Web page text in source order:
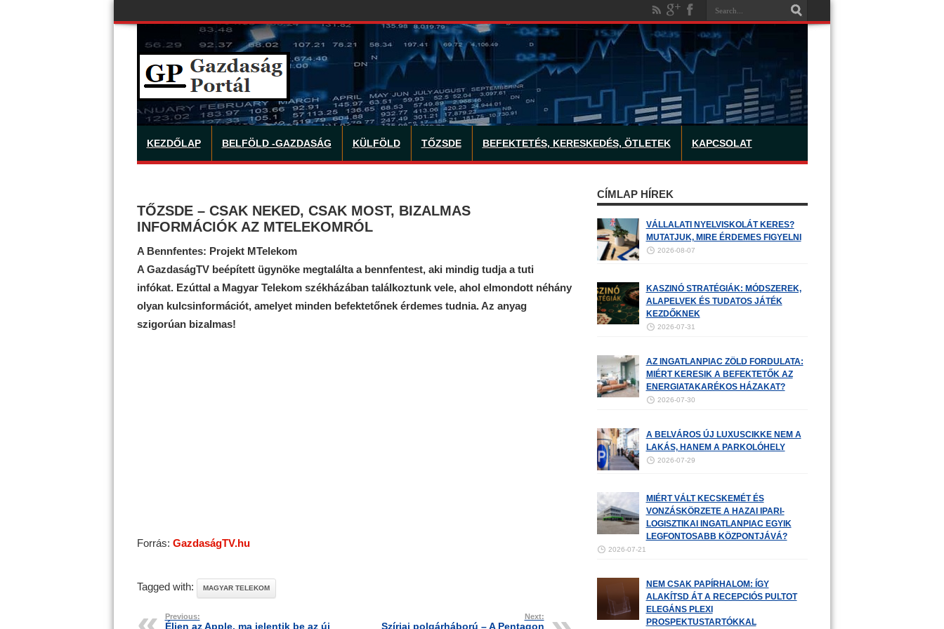
KEZDŐLAP BELFÖLD -GAZDASÁG KÜLFÖLD TŐZSDE BEFEKTETÉS, KERESKEDÉS, ÖTLETEK KAPCSOLAT
TŐZSDE – CSAK NEKED, CSAK MOST, BIZALMAS
INFORMÁCIÓK AZ MTELEKOMRÓL
A Bennfentes: Projekt MTelekom
A GazdaságTV beépített ügynöke megtalálta a bennfentest, aki mindig tudja a tuti
infókat. Ezúttal a Magyar Telekom székházában találkoztunk vele, ahol elmondott néhány
olyan kulcsinformációt, amelyet minden befektetőnek érdemes tudnia. Az anyag
szigorúan bizalmas!
Forrás: GazdaságTV.hu
Tagged with: MAGYAR TELEKOM
Previous:
Éljen az Apple, ma jelentik be az új
Next:
Szíriai polgárháború – A Pentagon
CÍMLAP HÍREK
VÁLLALATI NYELVISKOLÁT KERES?
MUTATJUK, MIRE ÉRDEMES FIGYELNI
2026-08-07
KASZINÓ STRATÉGIÁK: MÓDSZEREK,
ALAPELVEK ÉS TUDATOS JÁTÉK
KEZDŐKNEK
2026-07-31
AZ INGATLANPIAC ZÖLD FORDULATA:
MIÉRT KERESIK A BEFEKTETŐK AZ
ENERGIATAKARÉKOS HÁZAKAT?
2026-07-30
A BELVÁROS ÚJ LUXUSCIKKE NEM A
LAKÁS, HANEM A PARKOLÓHELY
2026-07-29
MIÉRT VÁLT KECSKEMÉT ÉS
VONZÁSKÖRZETE A HAZAI IPARI-
LOGISZTIKAI INGATLANPIAC EGYIK
LEGFONTOSABB KÖZPONTJÁVÁ?
2026-07-21
NEM CSAK PAPÍRHALOM: ÍGY
ALAKÍTSD ÁT A RECEPCIÓS PULTOT
ELEGÁNS PLEXI
PROSPEKTUSTARTÓKKAL